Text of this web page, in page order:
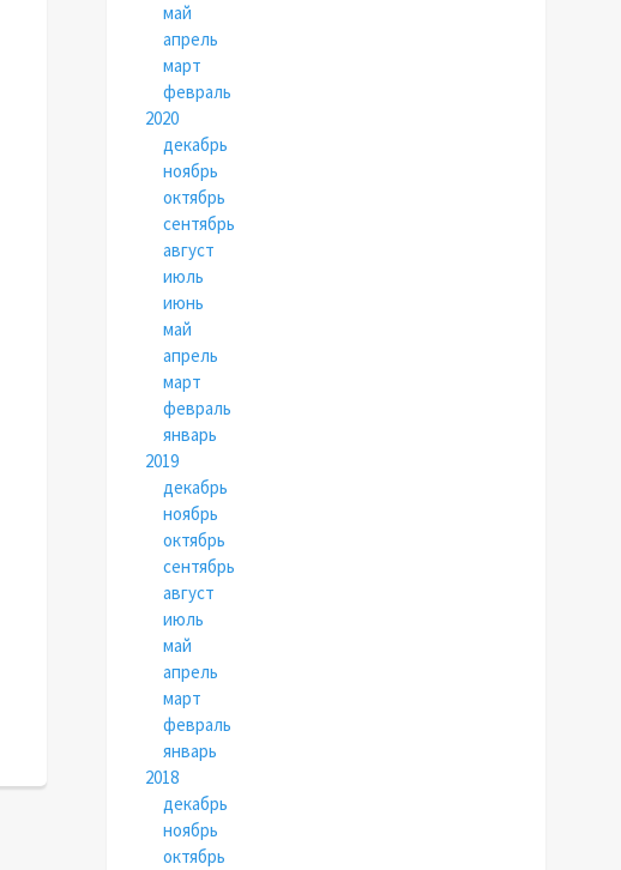
май
апрель
март
февраль
2020
декабрь
ноябрь
октябрь
сентябрь
август
июль
июнь
май
апрель
март
февраль
январь
2019
декабрь
ноябрь
октябрь
сентябрь
август
июль
май
апрель
март
февраль
январь
2018
декабрь
ноябрь
октябрь